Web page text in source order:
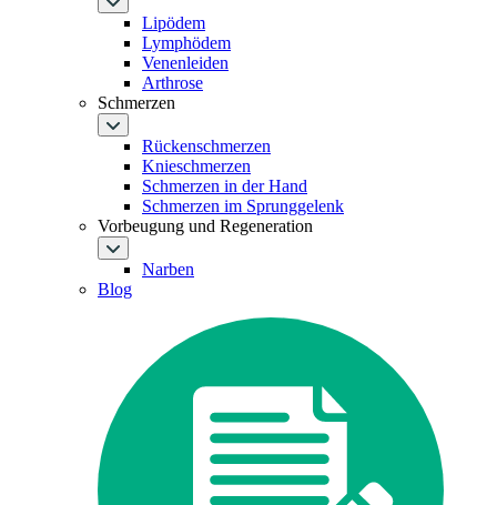
Lipödem
Lymphödem
Venenleiden
Arthrose
Schmerzen
Rückenschmerzen
Knieschmerzen
Schmerzen in der Hand
Schmerzen im Sprunggelenk
Vorbeugung und Regeneration
Narben
Blog